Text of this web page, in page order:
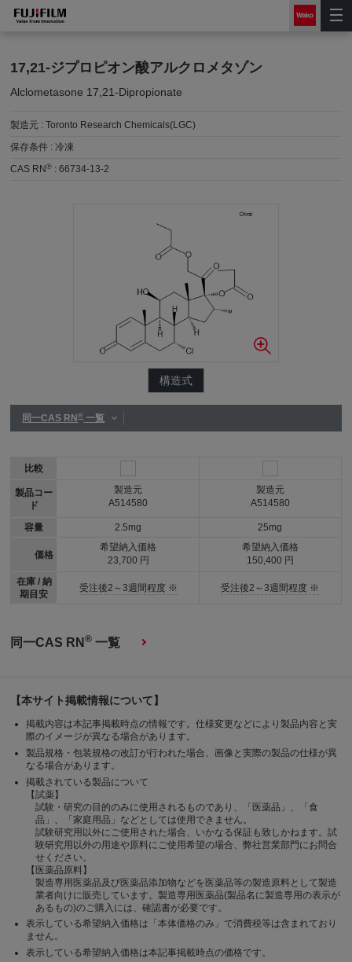
17,21-ジプロピオン酸アルクロメタゾン
Alclometasone 17,21-Dipropionate
製造元 :Toronto Research Chemicals(LGC)
保存条件 :冷凍
CAS RN® :66734-13-2
構造式
同一CAS RN®一覧
比較
製品コー
ド
容量
価格
在庫 / 納
期目安
製造元
A514580
2.5mg
希望納入価格
23,700 円
受注後2～3週間程度 ※
製造元
A514580
25mg
希望納入価格
150,400 円
受注後2～3週間程度 ※
同一CAS RN® 一覧
【本サイト掲載情報について】
掲載内容は本記事掲載時点の情報です。仕様変更などにより製品内容と実
際のイメージが異なる場合があります。
製品規格・包装規格の改訂が行われた場合、画像と実際の製品の仕様が異
なる場合があります。
掲載されている製品について
【試薬】
試験・研究の目的のみに使用されるものであり、「医薬品」、「食
品」、「家庭用品」などとしては使用できません。
試験研究用以外にご使用された場合、いかなる保証も致しかねます。試
験研究用以外の用途や原料にご使用希望の場合、弊社営業部門にお問合
せください。
【医薬品原料】
製造専用医薬品及び医薬品添加物などを医薬品等の製造原料として製造
業者向けに販売しています。製造専用医薬品(製品名に製造専用の表示が
あるもの)のご購入には、確認書が必要です。
表示している希望納入価格は「本体価格のみ」で消費税等は含まれており
ません。
表示している希望納入価格は本記事掲載時点の価格です。